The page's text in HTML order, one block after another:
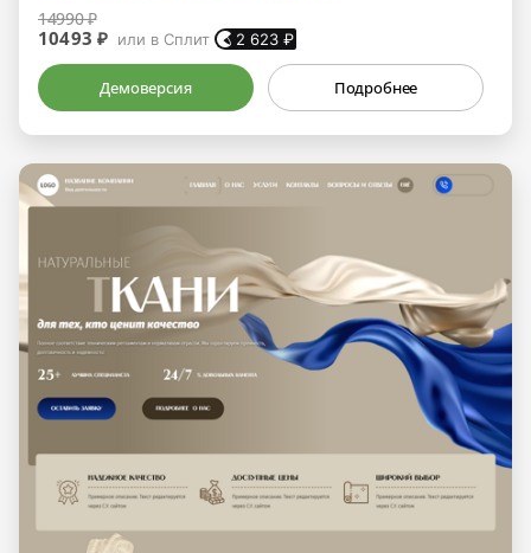
14990 ₽
10493 ₽ или в Сплит 2 623 ₽
Демоверсия Подробнее